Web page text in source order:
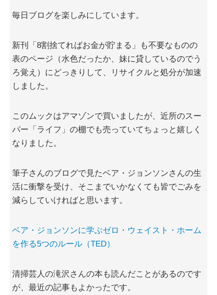
毎日ブログを楽しみにしています。
新刊「8割捨てればお金が貯まる」も不要なものの
表のページ（水色だったか、妹に貸しているのでう
ろ覚え）にどっきりして、リサイクルと処分が加速
しました。
このムックはアマゾンで買いましたが、近所のスー
パー「ライフ」の棚でも売っていてちょっと嬉しく
なりました。
筆子さんのブログで見たベア・ジョンソンさんの生
活に衝撃を受け、そこまでいかなくても皆でごみを
減らしていければと思います。
ベア・ジョンソンに学ぶゼロ・ウェイスト・ホーム
を作る5つのルール（TED）
清掃芸人の滝沢さんの本も読んだことがあるのです
が、最近の記事もよかったです。